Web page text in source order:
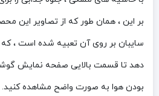
بر این ، همان طور که از تصاویر این
سایبان بر روی آن تعبیه شده است ، که
دهد تا قسمت بالایی صفحه نمایش
بودن هوا به صورت واضح مشاهده کنید.